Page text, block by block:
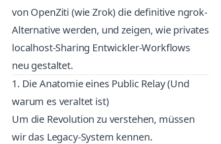
von OpenZiti (wie Zrok) die definitive ngrok-
Alternative werden, und zeigen, wie privates
localhost-Sharing Entwickler-Workflows
neu gestaltet.
1. Die Anatomie eines Public Relay (Und
warum es veraltet ist)
Um die Revolution zu verstehen, müssen
wir das Legacy-System kennen.